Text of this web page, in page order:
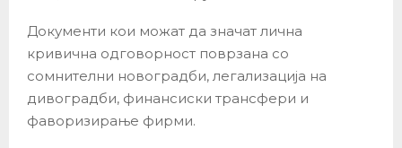
Документи кои можат да значат лична
кривична одговорност поврзана со
сомнителни новоградби, легализација на
дивоградби, финансиски трансфери и
фаворизирање фирми.